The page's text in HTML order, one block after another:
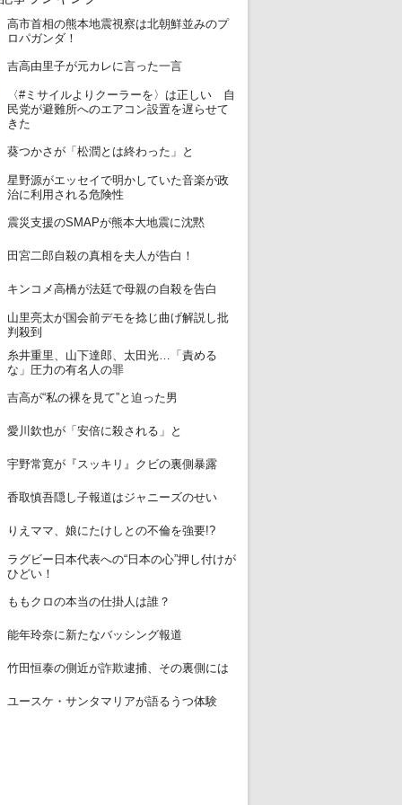
1
高市首相の熊本地震視察は北朝鮮並みのプ
ロパガンダ！
2
吉高由里子が元カレに言った一言
3
〈#ミサイルよりクーラーを〉は正しい 自
民党が避難所へのエアコン設置を遅らせて
きた
4
葵つかさが「松潤とは終わった」と
5
星野源がエッセイで明かしていた音楽が政
治に利用される危険性
6
震災支援のSMAPが熊本大地震に沈黙
7
田宮二郎自殺の真相を夫人が告白！
8
キンコメ高橋が法廷で母親の自殺を告白
9
山里亮太が国会前デモを捻じ曲げ解説し批
判殺到
10
糸井重里、山下達郎、太田光…「責める
な」圧力の有名人の罪
11
吉高が“私の裸を見て”と迫った男
12
愛川欽也が「安倍に殺される」と
13
宇野常寛が『スッキリ』クビの裏側暴露
14
香取慎吾隠し子報道はジャニーズのせい
15
りえママ、娘にたけしとの不倫を強要!?
16
ラグビー日本代表への“日本の心”押し付けが
ひどい！
17
ももクロの本当の仕掛人は誰？
18
能年玲奈に新たなバッシング報道
19
竹田恒泰の側近が詐欺逮捕、その裏側には
20
ユースケ・サンタマリアが語るうつ体験